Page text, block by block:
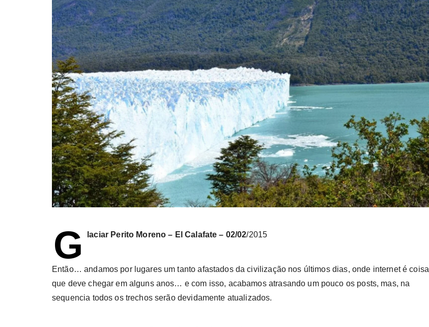
G laciar Perito Moreno – El Calafate – 02/02/2015
Então… andamos por lugares um tanto afastados da civilização nos últimos dias, onde internet é coisa
que deve chegar em alguns anos… e com isso, acabamos atrasando um pouco os posts, mas, na
sequencia todos os trechos serão devidamente atualizados.